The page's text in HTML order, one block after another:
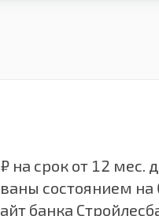
срок от 12 мес.
состоянием
банка